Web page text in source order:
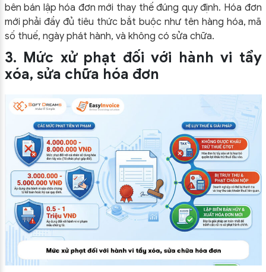
bên bán lập hóa đơn mới thay thế đúng quy định. Hóa đơn
mới phải đầy đủ tiêu thức bắt buộc như tên hàng hóa, mã
số thuế, ngày phát hành, và không có sửa chữa.
3. Mức xử phạt đối với hành vi tẩy
xóa, sửa chữa hóa đơn